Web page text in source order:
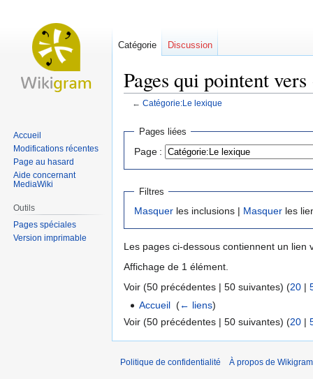
Pages qui pointent
← Catégorie:Le lexique
Aller
navigation
Aller
recherche
Pages liées
Page :
Filtres
Masquer les inclusions | Masquer les
Les pages ci-dessous contiennent un lien
Affichage de 1 élément.
Voir (50 précédentes | 50 suivantes) (20 |
Accueil ‎(← liens)
Voir (50 précédentes | 50 suivantes) (20 |
Catégorie Discussion
Accueil
Modifications récentes
Page au hasard
Aide concernant
MediaWiki
Outils
Pages spéciales
Version imprimable
Politique de confidentialité À propos de Wikigram